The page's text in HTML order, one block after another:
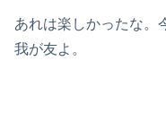
あれは楽しかったな。
我が友よ。